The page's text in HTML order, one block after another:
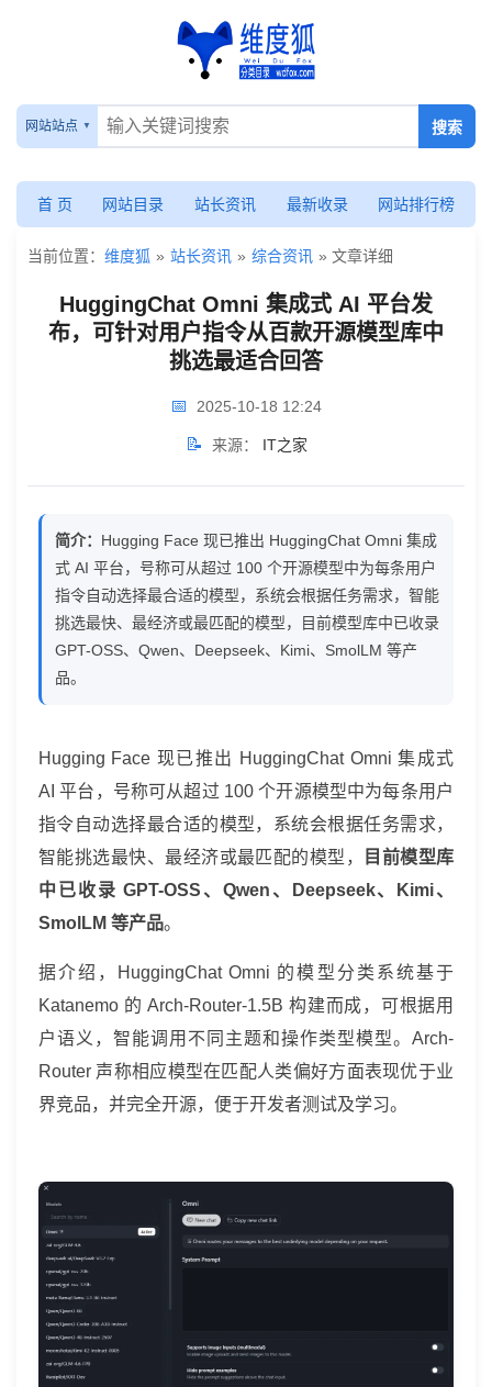
HuggingChat
Omni
集
成
式
平
台
发
布，
可
针
对
用
户
从
百
款
开
模
型
库
中
最
回
网站站点
首 页 网站目录 站长资讯 最新收录 网站排行榜
当前位置： 维度狐 » 站长资讯 » 综合资讯 » 文章详细
HuggingChat Omni 集成式 AI 平台发
布，可针对用户指令从百款开源模型库中
挑选最适合回答
📅 2025-10-18 12:24
📝 来源： IT之家
简介： Hugging Face 现已推出 HuggingChat Omni 集成
式 AI 平台，号称可从超过 100 个开源模型中为每条用户
指令自动选择最合适的模型，系统会根据任务需求，智能
挑选最快、最经济或最匹配的模型，目前模型库中已收录
GPT-OSS、Qwen、Deepseek、Kimi、SmolLM 等产
品。
Hugging Face 现已推出 HuggingChat Omni 集成式
AI 平台，号称可从超过 100 个开源模型中为每条用户
指令自动选择最合适的模型，系统会根据任务需求，
智能挑选最快、最经济或最匹配的模型，
目前模型库
中已收录 GPT-OSS、Qwen、Deepseek、Kimi、
SmolLM 等产品。
据介绍，HuggingChat Omni 的模型分类系统基于
Katanemo 的 Arch-Router-1.5B 构建而成，可根据用
户语义，智能调用不同主题和操作类型模型。Arch-
Router 声称相应模型在匹配人类偏好方面表现优于业
界竞品，并完全开源，便于开发者测试及学习。